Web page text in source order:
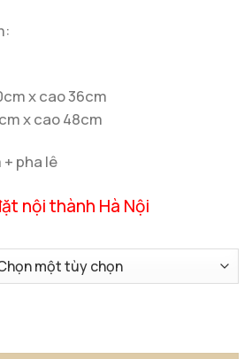
x cao 36cm
x cao 48cm
+ pha lê
nội thành Hà Nội
Nắng Sang Trọng số lượng